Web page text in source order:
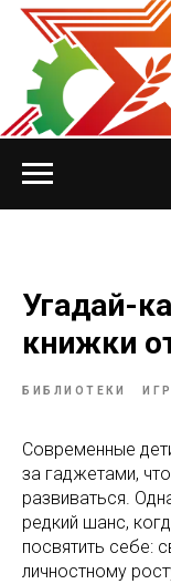
Угадай-
книжки
БИБЛИОТЕКИ
Современные
за гаджетами,
развиваться.
редкий шанс,
посвятить себе:
личностному